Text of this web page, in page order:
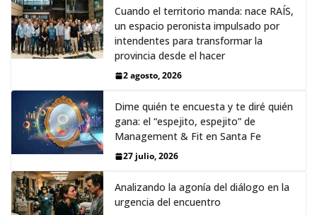
Cuando el territorio manda: nace RAÍS,
un espacio peronista impulsado por
intendentes para transformar la
provincia desde el hacer
2 agosto, 2026
Dime quién te encuesta y te diré quién
gana: el “espejito, espejito” de
Management & Fit en Santa Fe
27 julio, 2026
Analizando la agonía del diálogo en la
urgencia del encuentro